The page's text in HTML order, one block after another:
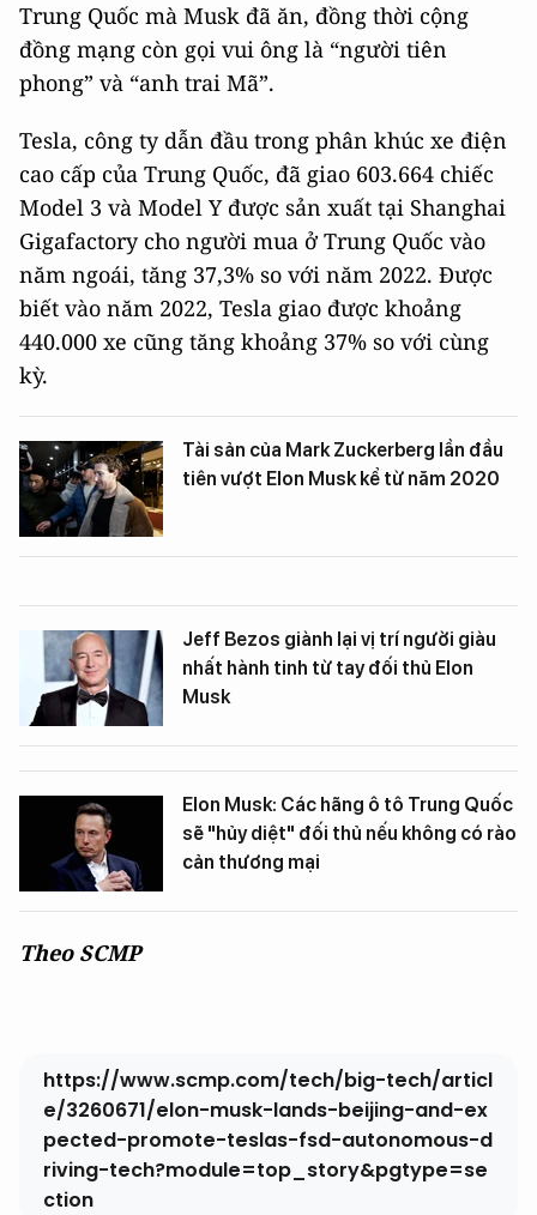
Trung Quốc mà Musk đã ăn, đồng thời cộng
đồng mạng còn gọi vui ông là “người tiên
phong” và “anh trai Mã”.
Tesla, công ty dẫn đầu trong phân khúc xe điện
cao cấp của Trung Quốc, đã giao 603.664 chiếc
Model 3 và Model Y được sản xuất tại Shanghai
Gigafactory cho người mua ở Trung Quốc vào
năm ngoái, tăng 37,3% so với năm 2022. Được
biết vào năm 2022, Tesla giao được khoảng
440.000 xe cũng tăng khoảng 37% so với cùng
kỳ.
Tài sản của Mark Zuckerberg lần đầu
tiên vượt Elon Musk kể từ năm 2020
Jeff Bezos giành lại vị trí người giàu
nhất hành tinh từ tay đối thủ Elon
Musk
Elon Musk: Các hãng ô tô Trung Quốc
sẽ "hủy diệt" đối thủ nếu không có rào
cản thương mại
Theo SCMP
https://www.scmp.com/tech/big-tech/articl
e/3260671/elon-musk-lands-beijing-and-ex
pected-promote-teslas-fsd-autonomous-d
riving-tech?module=top_story&pgtype=se
ction